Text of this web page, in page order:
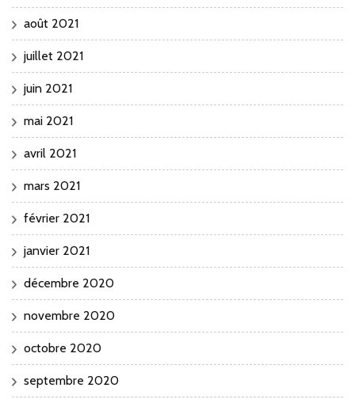
août 2021
juillet 2021
juin 2021
mai 2021
avril 2021
mars 2021
février 2021
janvier 2021
décembre 2020
novembre 2020
octobre 2020
septembre 2020